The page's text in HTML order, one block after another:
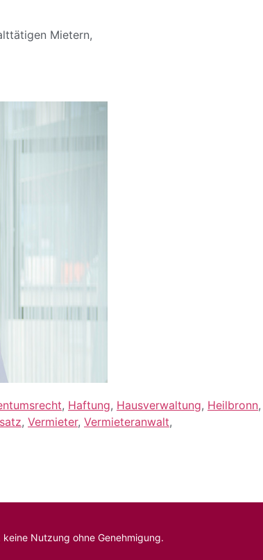
Mietern,
, Haftung, Hausverwaltung, Heilbronn,
, Vermieter, Vermieteranwalt,
Nutzung ohne Genehmigung.